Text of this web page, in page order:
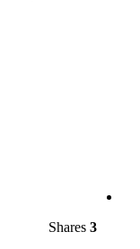
3